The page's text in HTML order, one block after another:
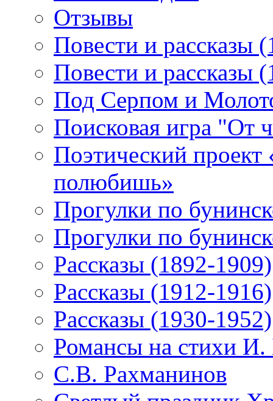
Отзывы
Повести и рассказы
Повести и рассказы
Под Серпом и
Поисковая игра "От
Поэтический
полюбишь»
Прогулки по
Прогулки по
Рассказы (1892-1909)
Рассказы (1912-1916)
Рассказы (1930-1952)
Романсы на стихи И.
С.В. Рахманинов